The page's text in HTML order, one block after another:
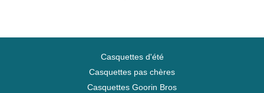
Casquettes d'été
Casquettes pas chères
Casquettes Goorin Bros